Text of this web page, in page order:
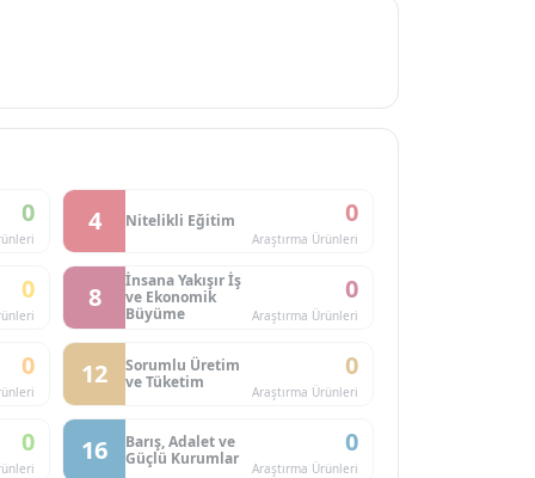
0 4 Nitelikli Eğitim 0
Araştırma Ürünleri
0 8
İnsana Yakışır İş
ve Ekonomik
Büyüme
0
Araştırma Ürünleri
0 12
Sorumlu Üretim
ve Tüketim
0
Araştırma Ürünleri
0 16
Barış, Adalet ve
Güçlü Kurumlar
0
Araştırma Ürünleri